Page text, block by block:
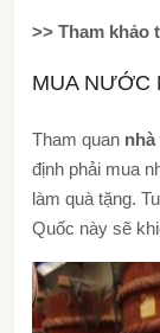
>> Tham khảo
MUA NƯỚC
Tham quan
định phải mua
làm quà tặng.
Quốc này sẽ